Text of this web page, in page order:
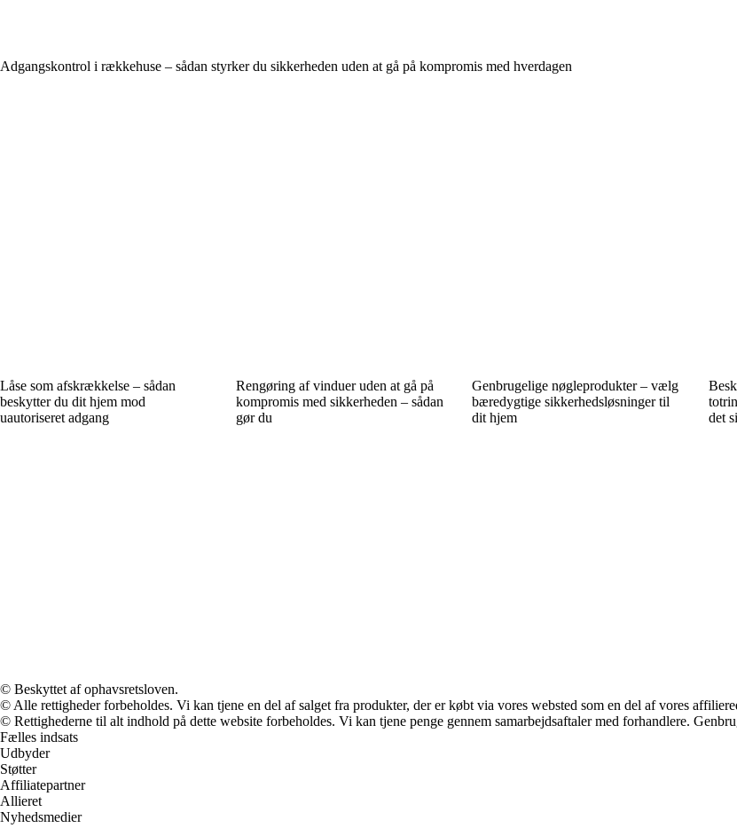
Adgangskontrol i rækkehuse – sådan styrker du sikkerheden uden at gå på kompromis med hverdagen
Låse som afskrækkelse – sådan
beskytter du dit hjem mod
uautoriseret adgang
Rengøring af vinduer uden at gå på
kompromis med sikkerheden – sådan
gør du
Genbrugelige nøgleprodukter – vælg
bæredygtige sikkerhedsløsninger til
dit hjem
det
© Beskyttet af ophavsretsloven.
© Alle rettigheder forbeholdes. Vi kan tjene en del af salget fra produkter, der er købt via vores websted som en del af vores
© Rettighederne til alt indhold på dette website forbeholdes. Vi kan tjene penge gennem samarbejdsaftaler med forhandlere.
Fælles indsats
Udbyder
Støtter
Affiliatepartner
Allieret
Nyhedsmedier